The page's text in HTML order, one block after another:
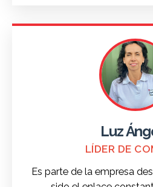
Luz
LÍDER DE
Es parte de la empresa